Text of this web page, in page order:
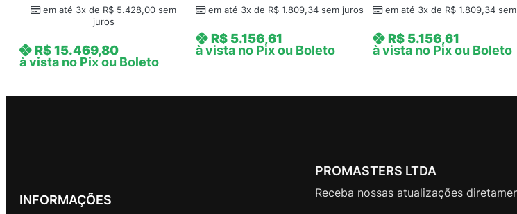
S
s
C
t
d
em até 3x de R$ 5.428,00 sem
juros
R$15.469,80
à vista no Pix ou Boleto
em até 3x de R$ 1.809,34 sem juros
R$ 5.156,61
à vista no Pix ou Boleto
em até 3x de R$1.809,34sem
R$5.156,61
à vista no Pix ou Boleto
INFORMAÇÕES
PROMASTERS LTDA
Receba nossas atualizações